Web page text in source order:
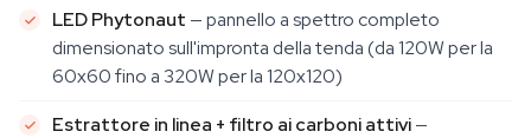
LED Phytonaut — pannello a spettro completo
dimensionato sull'impronta della tenda (da 120W per la
60x60 fino a 320W per la 120x120)
Estrattore in linea + filtro ai carboni attivi—